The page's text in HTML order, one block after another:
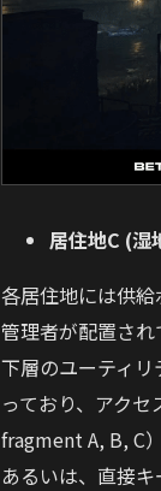
居住地C (湿
各居住地には供
管理者が配置され
下層のユーティ
っており、アク
fragment A, B, C
あるいは、直接